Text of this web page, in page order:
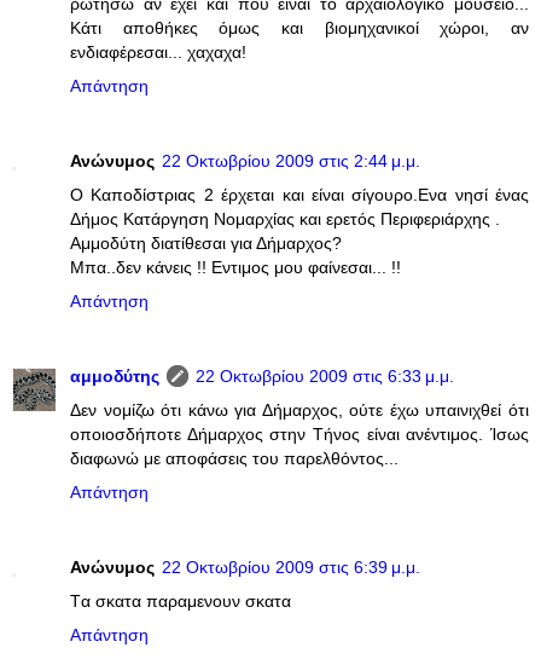
Κάτι αποθήκες όμως και βιομηχανικοί χώροι, αν
ενδιαφέρεσαι... χαχαχα!
Απάντηση
Ανώνυμος 22 Οκτωβρίου 2009 στις 2:44 μ.μ.
Ο Καποδίστριας 2 έρχεται και είναι σίγουρο.Ενα νησί ένας
Δήμος Κατάργηση Νομαρχίας και ερετός Περιφεριάρχης .
Αμμοδύτη διατίθεσαι για Δήμαρχος?
Μπα..δεν κάνεις !! Εντιμος μου φαίνεσαι... !!
Απάντηση
αμμοδύτης
22 Οκτωβρίου 2009 στις 6:33 μ.μ.
Δεν νομίζω ότι κάνω για Δήμαρχος, ούτε έχω υπαινιχθεί ότι
οποιοσδήποτε Δήμαρχος στην Τήνος είναι ανέντιμος. Ίσως
διαφωνώ με αποφάσεις του παρελθόντος...
Απάντηση
Ανώνυμος 22 Οκτωβρίου 2009 στις 6:39 μ.μ.
Tα σκατα παραμενουν σκατα
Απάντηση